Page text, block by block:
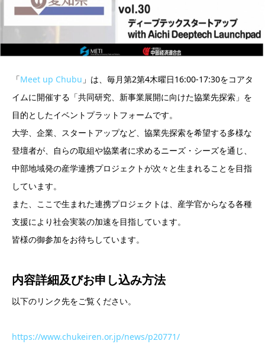
「Meet up Chubu 」は、毎月第2第4木曜日16:00-17:30をコアタ
イムに開催する「共同研究、新事業展開に向けた協業先探索」を
目的としたイベントプラットフォームです。
大学、企業、スタートアップなど、協業先探索を希望する多様な
登壇者が、自らの取組や協業者に求めるニーズ・シーズを通じ、
中部地域発の産学連携プロジェクトが次々と生まれることを目指
しています。
また、ここで生まれた連携プロジェクトは、産学官からなる各種
支援により社会実装の加速を目指しています。
皆様の御参加をお待ちしています。
内容詳細及びお申し込み方法
以下のリンク先をご覧ください。
https://www.chukeiren.or.jp/news/p20771/